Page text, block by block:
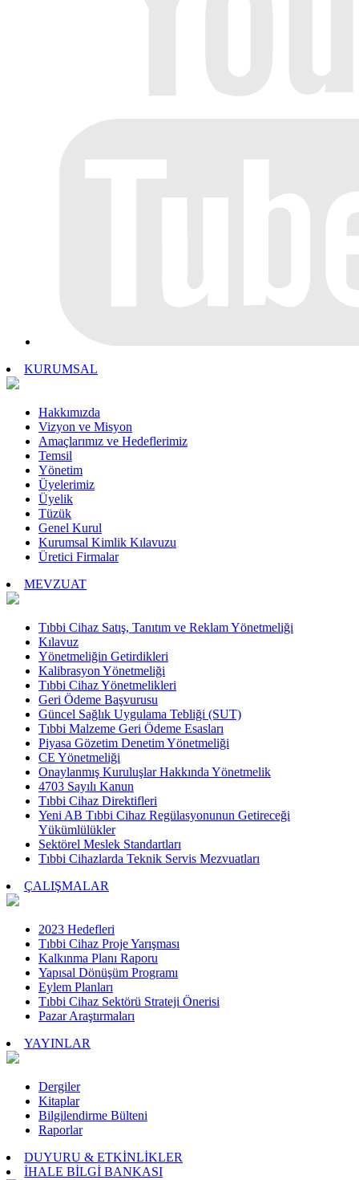
KURUMSAL
Hakkımızda
Vizyon ve Misyon
Amaçlarımız ve Hedeflerimiz
Temsil
Yönetim
Üyelerimiz
Üyelik
Tüzük
Genel Kurul
Kurumsal Kimlik Kılavuzu
Üretici Firmalar
MEVZUAT
Tıbbi Cihaz Satış, Tanıtım ve Reklam Yönetmeliği
Kılavuz
Yönetmeliğin Getirdikleri
Kalibrasyon Yönetmeliği
Tıbbi Cihaz Yönetmelikleri
Geri Ödeme Başvurusu
Güncel Sağlık Uygulama Tebliği (SUT)
Tıbbi Malzeme Geri Ödeme Esasları
Piyasa Gözetim Denetim Yönetmeliği
CE Yönetmeliği
Onaylanmış Kuruluşlar Hakkında Yönetmelik
4703 Sayılı Kanun
Tıbbi Cihaz Direktifleri
Yeni AB Tıbbi Cihaz Regülasyonunun Getireceği
Yükümlülükler
Sektörel Meslek Standartları
Tıbbi Cihazlarda Teknik Servis Mezvuatları
ÇALIŞMALAR
2023 Hedefleri
Tıbbi Cihaz Proje Yarışması
Kalkınma Planı Raporu
Yapısal Dönüşüm Programı
Eylem Planları
Tıbbi Cihaz Sektörü Strateji Önerisi
Pazar Araştırmaları
YAYINLAR
Dergiler
Kitaplar
Bilgilendirme Bülteni
Raporlar
DUYURU & ETKİNLİKLER
İHALE BİLGİ BANKASI